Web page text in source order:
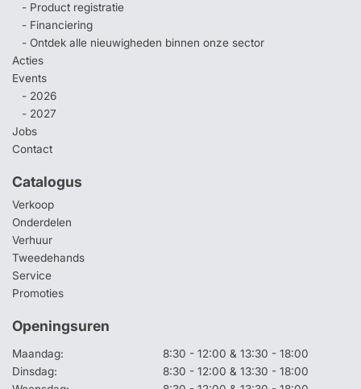
- Product registratie
- Financiering
- Ontdek alle nieuwigheden binnen onze sector
Acties
Events
- 2026
- 2027
Jobs
Contact
Catalogus
Verkoop
Onderdelen
Verhuur
Tweedehands
Service
Promoties
Openingsuren
Maandag:
8:30 - 12:00 & 13:30 - 18:00
Dinsdag:
8:30 - 12:00 & 13:30 - 18:00